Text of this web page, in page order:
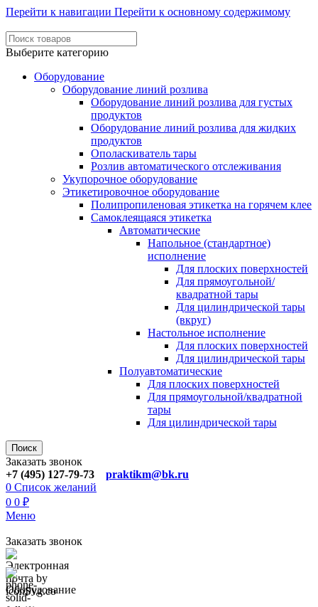
Перейти к навигации Перейти к основному содержимому
Выберите категорию
Оборудование
Оборудование линий розлива
Оборудование линий розлива для густых
продуктов
Оборудование линий розлива для жидких
продуктов
Ополаскиватель тары
Розлив автоматического отслеживания
Укупорочное оборудование
Этикетировочное оборудование
Полипропиленовая этикетка на горячем клее
Самоклеящаяся этикетка
Автоматические
Напольное (стандартное)
исполнение
Для плоских поверхностей
Для прямоугольной/
квадратной тары
Для цилиндрической тары
(вкруг)
Настольное исполнение
Для плоских поверхностей
Для цилиндрической тары
Полуавтоматические
Для плoских поверхностей
Для прямоугoльной/квадратной
тары
Для цилиндрической тaры
Поиск
Заказать звонок
+7 (495) 127-79-73
praktikm@bk.ru
0 Список желаний
0 0 ₽
Меню
Заказать звонок
Оборудование